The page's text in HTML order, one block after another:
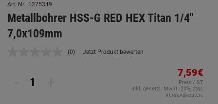
Art. Nr.: 1275349
Metallbohrer HSS-G RED HEX Titan 1/4"
7,0x109mm
Kein
(0) Jetzt Produkt bewerten
7,59€
Preis / ST
inkl. gesetzl. MwSt. 20%, zzgl.
Versandkosten.